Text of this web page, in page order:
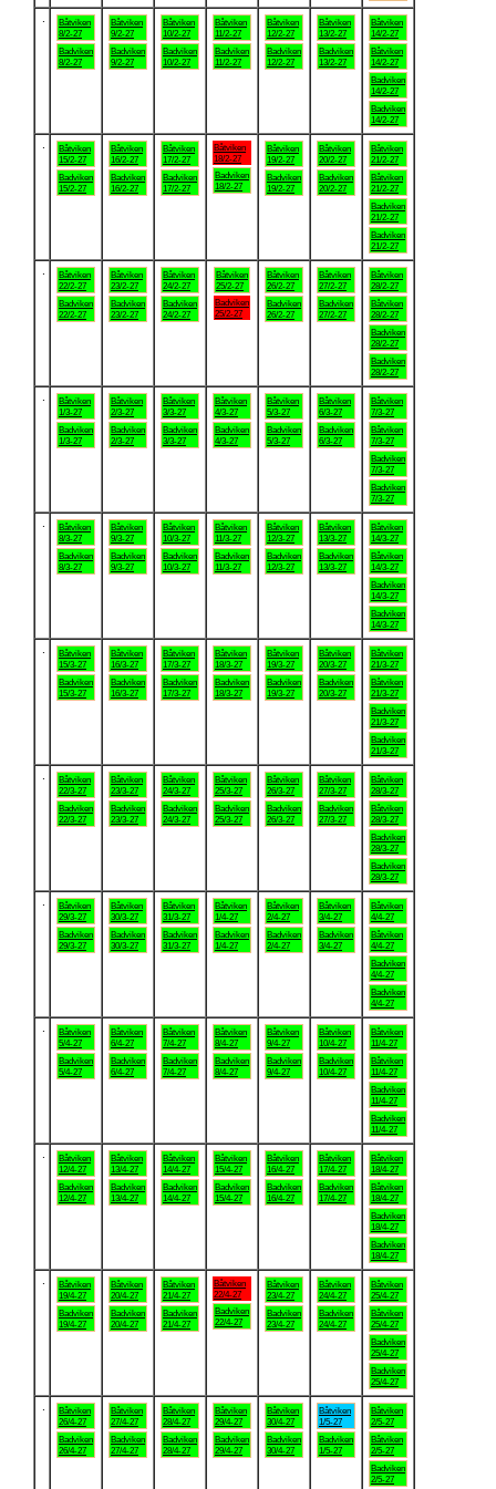
Båtviken
8/2-27
Badviken
8/2-27
Båtviken
9/2-27
Badviken
9/2-27
Båtviken
10/2-27
Badviken
10/2-27
Båtviken
11/2-27
Badviken
11/2-27
Båtviken
12/2-27
Badviken
12/2-27
Båtviken
13/2-27
Badviken
13/2-27
Båtviken
14/2-27
Båtviken
14/2-27
Badviken
14/2-27
Badviken
14/2-27
Båtviken
15/2-27
Badviken
15/2-27
Båtviken
16/2-27
Badviken
16/2-27
Båtviken
17/2-27
Badviken
17/2-27
Båtviken
18/2-27
Badviken
18/2-27
Båtviken
19/2-27
Badviken
19/2-27
Båtviken
20/2-27
Badviken
20/2-27
Båtviken
21/2-27
Båtviken
21/2-27
Badviken
21/2-27
Badviken
21/2-27
Båtviken
22/2-27
Badviken
22/2-27
Båtviken
23/2-27
Badviken
23/2-27
Båtviken
24/2-27
Badviken
24/2-27
Båtviken
25/2-27
Badviken
25/2-27
Båtviken
26/2-27
Badviken
26/2-27
Båtviken
27/2-27
Badviken
27/2-27
Båtviken
28/2-27
Båtviken
28/2-27
Badviken
28/2-27
Badviken
28/2-27
Båtviken
1/3-27
Badviken
1/3-27
Båtviken
2/3-27
Badviken
2/3-27
Båtviken
3/3-27
Badviken
3/3-27
Båtviken
4/3-27
Badviken
4/3-27
Båtviken
5/3-27
Badviken
5/3-27
Båtviken
6/3-27
Badviken
6/3-27
Båtviken
7/3-27
Båtviken
7/3-27
Badviken
7/3-27
Badviken
7/3-27
Båtviken
8/3-27
Badviken
8/3-27
Båtviken
9/3-27
Badviken
9/3-27
Båtviken
10/3-27
Badviken
10/3-27
Båtviken
11/3-27
Badviken
11/3-27
Båtviken
12/3-27
Badviken
12/3-27
Båtviken
13/3-27
Badviken
13/3-27
Båtviken
14/3-27
Båtviken
14/3-27
Badviken
14/3-27
Badviken
14/3-27
Båtviken
15/3-27
Badviken
15/3-27
Båtviken
16/3-27
Badviken
16/3-27
Båtviken
17/3-27
Badviken
17/3-27
Båtviken
18/3-27
Badviken
18/3-27
Båtviken
19/3-27
Badviken
19/3-27
Båtviken
20/3-27
Badviken
20/3-27
Båtviken
21/3-27
Båtviken
21/3-27
Badviken
21/3-27
Badviken
21/3-27
Båtviken
22/3-27
Badviken
22/3-27
Båtviken
23/3-27
Badviken
23/3-27
Båtviken
24/3-27
Badviken
24/3-27
Båtviken
25/3-27
Badviken
25/3-27
Båtviken
26/3-27
Badviken
26/3-27
Båtviken
27/3-27
Badviken
27/3-27
Båtviken
28/3-27
Båtviken
28/3-27
Badviken
28/3-27
Badviken
28/3-27
Båtviken
29/3-27
Badviken
29/3-27
Båtviken
30/3-27
Badviken
30/3-27
Båtviken
31/3-27
Badviken
31/3-27
Båtviken
1/4-27
Badviken
1/4-27
Båtviken
2/4-27
Badviken
2/4-27
Båtviken
3/4-27
Badviken
3/4-27
Båtviken
4/4-27
Båtviken
4/4-27
Badviken
4/4-27
Badviken
4/4-27
Båtviken
5/4-27
Badviken
5/4-27
Båtviken
6/4-27
Badviken
6/4-27
Båtviken
7/4-27
Badviken
7/4-27
Båtviken
8/4-27
Badviken
8/4-27
Båtviken
9/4-27
Badviken
9/4-27
Båtviken
10/4-27
Badviken
10/4-27
Båtviken
11/4-27
Båtviken
11/4-27
Badviken
11/4-27
Badviken
11/4-27
Båtviken
12/4-27
Badviken
12/4-27
Båtviken
13/4-27
Badviken
13/4-27
Båtviken
14/4-27
Badviken
14/4-27
Båtviken
15/4-27
Badviken
15/4-27
Båtviken
16/4-27
Badviken
16/4-27
Båtviken
17/4-27
Badviken
17/4-27
Båtviken
18/4-27
Båtviken
18/4-27
Badviken
18/4-27
Badviken
18/4-27
Båtviken
19/4-27
Badviken
19/4-27
Båtviken
20/4-27
Badviken
20/4-27
Båtviken
21/4-27
Badviken
21/4-27
Båtviken
22/4-27
Badviken
22/4-27
Båtviken
23/4-27
Badviken
23/4-27
Båtviken
24/4-27
Badviken
24/4-27
Båtviken
25/4-27
Båtviken
25/4-27
Badviken
25/4-27
Badviken
25/4-27
Båtviken
26/4-27
Badviken
26/4-27
Båtviken
27/4-27
Badviken
27/4-27
Båtviken
28/4-27
Badviken
28/4-27
Båtviken
29/4-27
Badviken
29/4-27
Båtviken
30/4-27
Badviken
30/4-27
Båtviken
1/5-27
Badviken
1/5-27
Båtviken
2/5-27
Båtviken
2/5-27
Badviken
2/5-27